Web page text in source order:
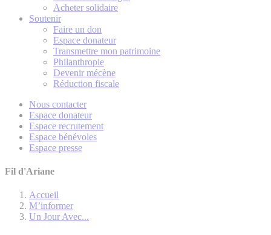
Acheter solidaire
Soutenir
Faire un don
Espace donateur
Transmettre mon patrimoine
Philanthropie
Devenir mécène
Réduction fiscale
Nous contacter
Espace donateur
Espace recrutement
Espace bénévoles
Espace presse
Fil d'Ariane
Accueil
M’informer
Un Jour Avec...